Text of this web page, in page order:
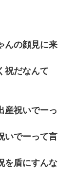
んの顔見に来
祝だなんて
産祝いでーっ
いでーって言
を盾にすんな